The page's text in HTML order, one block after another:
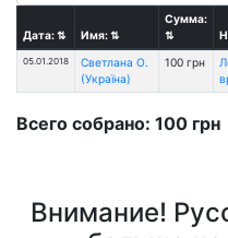
Дата:⇅ Имя:⇅
Сумма:
⇅
05.01.2018
Светлана О.
(Україна)
100 грн
Всего собрано: 100 грн
Внимание!